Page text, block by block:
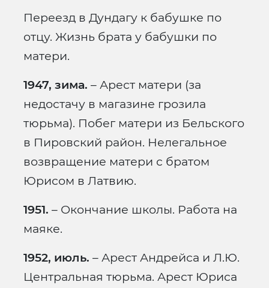
Переезд в Дундагу к бабушке по
отцу. Жизнь брата у бабушки по
матери.
1947, зима. – Арест матери (за
недостачу в магазине грозила
тюрьма). Побег матери из Бельского
в Пировский район. Нелегальное
возвращение матери с братом
Юрисом в Латвию.
1951. – Окончание школы. Работа на
маяке.
1952, июль. – Арест Андрейса и Л.Ю.
Центральная тюрьма. Арест Юриса